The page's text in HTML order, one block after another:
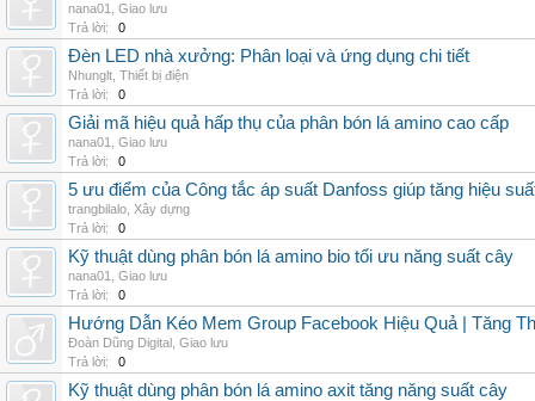
nana01
Giao lưu
Trả lời:
0
Đèn LED nhà xưởng: Phân loại và ứng dụng chi tiết
Nhunglt Thiết bị điện
Trả lời:
0
Giải mã hiệu quả hấp thụ của phân bón lá amino cao cấp
nana01
Giao lưu
Trả lời:
0
5 ưu điểm của Công tắc áp suất Danfoss giúp tăng hiệu
trangbilalo Xây dựng
Trả lời:
0
Kỹ thuật dùng phân bón lá amino bio tối ưu năng suất cây
nana01
Giao lưu
Trả lời:
0
Hướng Dẫn Kéo Mem Group Facebook Hiệu Quả | Tăng
Đoàn Dũng Digital Giao lưu
Trả lời:
0
Kỹ thuật dùng phân bón lá amino axit tăng năng suất cây